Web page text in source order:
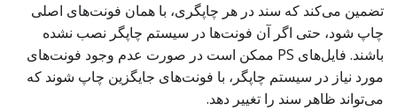
تضمین می‌کند که سند در هر چاپگری، با همان فونت‌های اصلی
چاپ شود، حتی اگر آن فونت‌ها در سیستم چاپگر نصب نشده
باشند. فایل‌های PS ممکن است در صورت عدم وجود فونت‌های
مورد نیاز در سیستم چاپگر، با فونت‌های جایگزین چاپ شوند که
می‌تواند ظاهر سند را تغییر دهد.